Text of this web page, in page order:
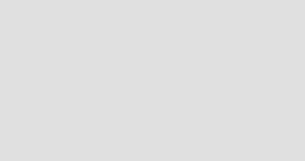
Auf der
33175